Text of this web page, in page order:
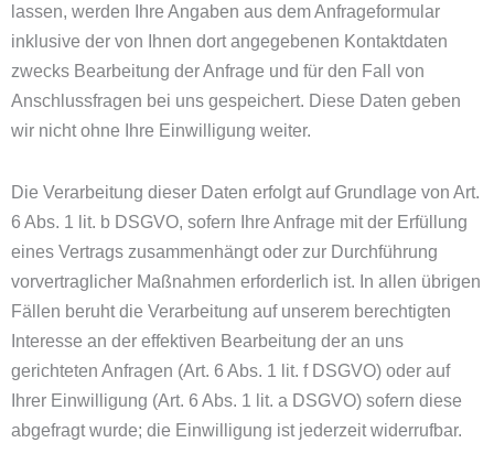
lassen, werden Ihre Angaben aus dem Anfrageformular
inklusive der von Ihnen dort angegebenen Kontaktdaten
zwecks Bearbeitung der Anfrage und für den Fall von
Anschlussfragen bei uns gespeichert. Diese Daten geben
wir nicht ohne Ihre Einwilligung weiter.
Die Verarbeitung dieser Daten erfolgt auf Grundlage von Art.
6 Abs. 1 lit. b DSGVO, sofern Ihre Anfrage mit der Erfüllung
eines Vertrags zusammenhängt oder zur Durchführung
vorvertraglicher Maßnahmen erforderlich ist. In allen übrigen
Fällen beruht die Verarbeitung auf unserem berechtigten
Interesse an der effektiven Bearbeitung der an uns
gerichteten Anfragen (Art. 6 Abs. 1 lit. f DSGVO) oder auf
Ihrer Einwilligung (Art. 6 Abs. 1 lit. a DSGVO) sofern diese
abgefragt wurde; die Einwilligung ist jederzeit widerrufbar.